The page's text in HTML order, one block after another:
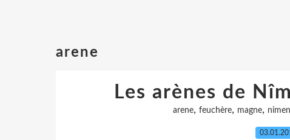
arene
Les arènes de
arene, feuchère, magne,